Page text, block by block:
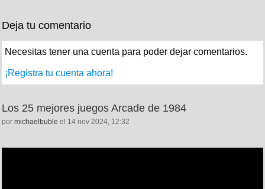
Deja tu comentario
Necesitas tener una cuenta para poder dejar comentarios.
¡Registra tu cuenta ahora!
Los 25 mejores juegos Arcade de 1984
por michaelbuble el 14 nov 2024, 12:32